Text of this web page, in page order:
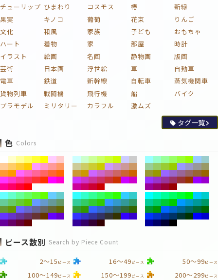
チューリップ ひまわり コスモス 椿
新緑
果実
キノコ 葡萄 花束
りんご
文化
和風 家族 子ども
おもちゃ
ハート
着物 家 部屋
時計
イラスト
絵画 名画 静物画
版画
芸術
日本画 浮世絵 車
自動車
電車
鉄道 新幹線 自転車
蒸気機関車
貨物列車
戦闘機 飛行機 船
バイク
プラモデル
ミリタリー カラフル 激ムズ
タグ一覧
色 Colors
ピース数別 Search by Piece Count
2～15 ピース 16～49ピース 50～99ピース
100～149ピース 150～199ピース 200～299ピース